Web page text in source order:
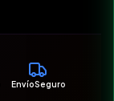
Envío Seguro